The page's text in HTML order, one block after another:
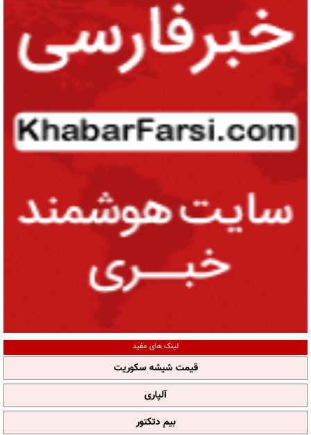
لینک های مفید
قیمت شیشه سکوریت
آلپاری
بیم دتکتور